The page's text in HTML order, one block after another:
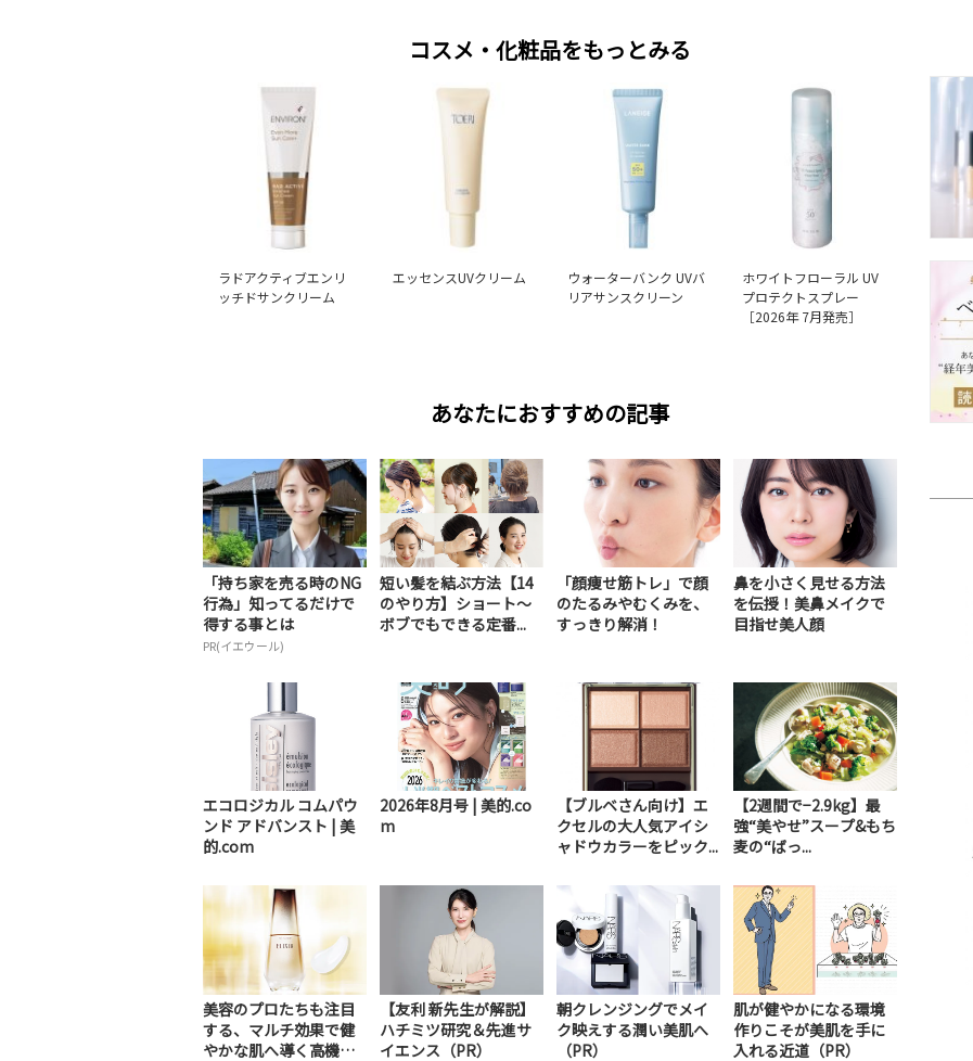
コスメ・化粧品をもっとみる
ラドアクティブエンリ
ッチドサンクリーム
エッセンスUVクリーム
ウォーターバンク UVバ
リアサンスクリーン
ホワイトフローラル UV
プロテクトスプレー
［2026年 7月発売］
あなたにおすすめの記事
「持ち家を売る時のNG
行為」知ってるだけで
得する事とは
PR(イエウール)
短い髪を結ぶ方法【14
のやり方】ショート～
ボブでもできる定番...
「顔痩せ筋トレ」で顔
のたるみやむくみを、
すっきり解消！
鼻を小さく見せる方法
を伝授！美鼻メイクで
目指せ美人顔
エコロジカル コムパウ
ンド アドバンスト | 美
的.com
2026年8月号 | 美的.co
m
【ブルベさん向け】エ
クセルの大人気アイシ
ャドウカラーをピック...
【2週間で−2.9kg】最
強“美やせ”スープ&もち
麦の“ばっ...
美容のプロたちも注目
する、マルチ効果で健
やかな肌へ導く高機能
【友利 新先生が解説】
ハチミツ研究＆先進サ
イエンス（PR）
朝クレンジングでメイ
ク映えする潤い美肌へ
（PR）
肌が健やかになる環境
作りこそが美肌を手に
入れる近道（PR）